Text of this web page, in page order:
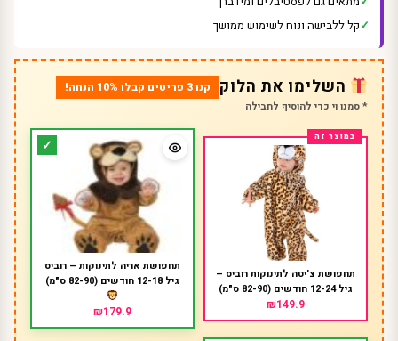
קל ללבישה ונוח לשימוש ממושך
השלימו את הלוק קנו 3 פריטים קבלו 10% הנחה!
* סמנו וי כדי להוסיף לחבילה
תחפושת צ'יטה לתינוקות רוביס –
גיל 12-24 חודשים (82-90 ס"מ)
₪149.9
תחפושת אריה לתינוקות – רוביס
גיל 12-18 חודשים (82-90 ס"מ)
₪179.9